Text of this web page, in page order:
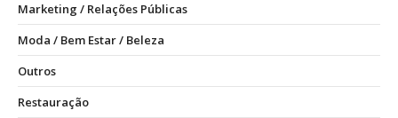
Marketing / Relações Públicas
Moda / Bem Estar / Beleza
Outros
Restauração